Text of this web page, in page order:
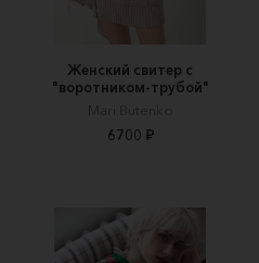
Женский свитер с
"воротником-трубой"
Mari Butenko
6700 ₽